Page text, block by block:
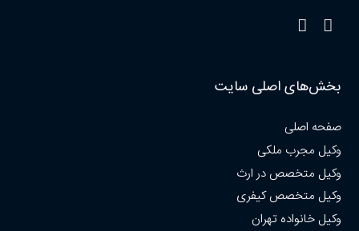
بخش‌های اصلی سایت
صفحه اصلی
وکیل مجرب ملکی
وکیل متخصص در ارث
وکیل متخصص کیفری
وکیل خانواده تهران